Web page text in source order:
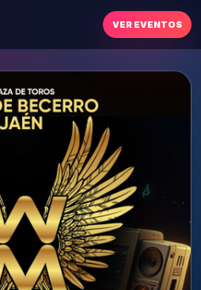
VER EVENTOS